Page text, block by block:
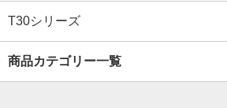
T30シリーズ
商品カテゴリー一覧